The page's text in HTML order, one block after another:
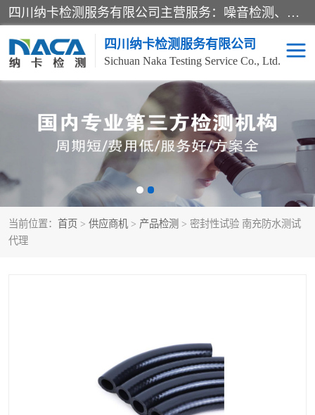
四川纳卡检测服务有限公司主营服务：噪音检测、灯光检测、防护网检测、磁性检测、无损检测、燃烧等级检测；本着严谨、规范的态度严格执行国家现行标准、规范及规程，奉行“科学公正、准确、持续改进、诚信服务”的企业价值和“科学、信誉、服务”的企业宗旨，竭诚为广大客户服务。
四川纳卡检测服务有限公司
Sichuan Naka Testing Service Co., Ltd.
当前位置： 首页 > 供应商机 > 产品检测 > 密封性试验 南充防水测试
代理
噪音检测 灯光检测
防护网检测 磁性检测
燃烧等级检测
可靠性检测 产品检测